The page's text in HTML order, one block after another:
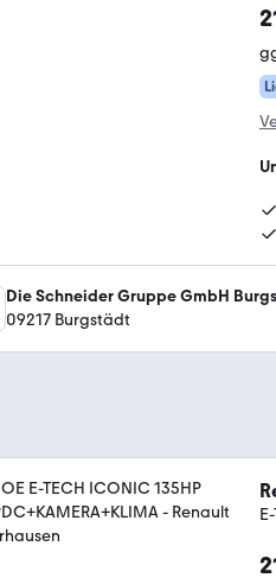
Die Schneider Gruppe GmbH
09217 Burgstädt